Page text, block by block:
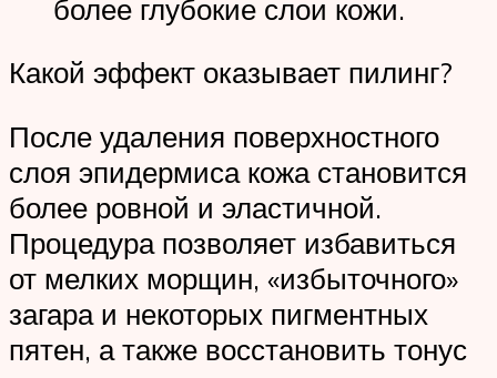
более глубокие слои кожи.
Какой эффект оказывает пилинг?
После удаления поверхностного
слоя эпидермиса кожа становится
более ровной и эластичной.
Процедура позволяет избавиться
от мелких морщин, «избыточного»
загара и некоторых пигментных
пятен, а также восстановить тонус